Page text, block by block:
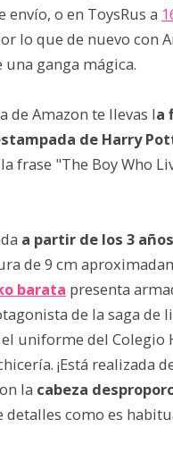
envío, o en ToysRus a
lo que de nuevo con
ganga mágica.
de Amazon te llevas la
de Harry
frase "The Boy Who
a partir de los 3 años
de 9 cm
barata presenta
de la saga de
uniforme del Colegio
¡Está realizada
la cabeza
como es